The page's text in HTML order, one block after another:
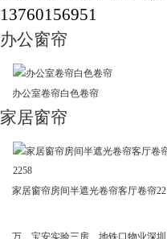
13760156951
办公窗帘
办公室卷帘白色卷帘
家居窗帘
家居窗帘房间半遮光卷帘客厅卷帘22
万、宝安实验三房、地铁口物业深圳